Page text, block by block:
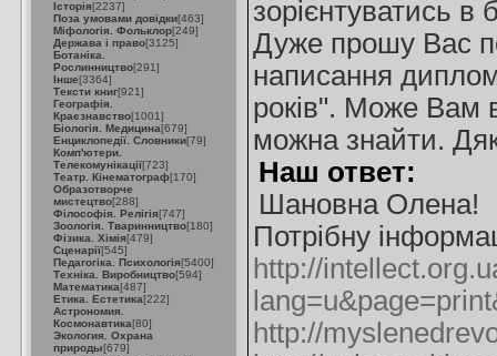
Історія[2237]
Поза умовами довідки[463]
Міфологія. Фольклор[249]
Держава і право[3125]
Ботаніка.
Рослинництво[291]
Інше[3364]
Тексти книг[921]
Географія.
Краєзнавство[1001]
Біологія. Медицина[679]
Енциклопедії. Словники[79]
Комп'ютери.
Телекомунікації[723]
Театр. Кінематограф[170]
Образотворче
мистецтво[288]
Філософія. Релігія[747]
Зоологія. Тваринництво[180]
Фізика. Хімія[479]
Сценарії[545]
Педагогіка. Психологія[5400]
Техніка. Виробництво[594]
Математика[487]
Етика. Естетика[222]
Астрономия.
Космонавтика[80]
Экология. Охрана
природы[679]
зорієнтуватись в
Дуже прошу Вас
написання
років". Може Вам
можна знайти.
Наш ответ:
Шановна Олена!
Потрібну
http://
http://